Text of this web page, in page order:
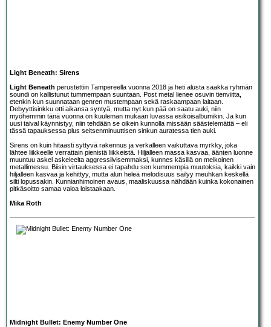
Light Beneath: Sirens
Light Beneath perustettiin Tampereella vuonna 2018 ja heti alusta saakka ryhmän
soundi on kallistunut tummempaan suuntaan. Post metal lienee osuvin tienviitta,
etenkin kun suunnataan genren mustempaan sekä raskaampaan laitaan.
Debyyttisinkku otti aikansa syntyä, mutta nyt kun pää on saatu auki, niin
myöhemmin tänä vuonna on kuuleman mukaan luvassa esikoisalbumikin. Ja kun
uusi taival käynnistyy, niin tehdään se oikein kunnolla missään säästelemättä – eli
tässä tapauksessa plus seitsenminuuttisen sinkun auratessa tien auki.
Sirens on kuin hitaasti syttyvä rakennus ja verkalleen vaikuttava myrkky, joka
lähtee liikkeelle verrattain pienistä liikkeistä. Hiljalleen massa kasvaa, äänten luonne
muuntuu askel askeleelta aggressiivisemmaksi, kunnes käsillä on melkoinen
metallimessu. Biisin virtauksessa ei tapahdu sen kummempia muutoksia, kaikki vain
hiljalleen kasvaa ja kehittyy, mutta alun heleä melodisuus säilyy meuhkan keskellä
silti lopussakin. Kunnianhimoinen avaus, maaliskuussa nähdään kuinka kokonainen
pitkäsoitto samaa valoa loistaakaan.
Mika Roth
Midnight Bullet: Enemy Number One